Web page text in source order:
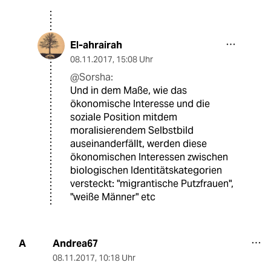
El-ahrairah
08.11.2017, 15:08 Uhr
@Sorsha:
Und in dem Maße, wie das
ökonomische Interesse und die
soziale Position mitdem
moralisierendem Selbstbild
auseinanderfällt, werden diese
ökonomischen Interessen zwischen
biologischen Identitätskategorien
versteckt: "migrantische Putzfrauen",
"weiße Männer" etc
A Andrea67
08.11.2017, 10:18 Uhr